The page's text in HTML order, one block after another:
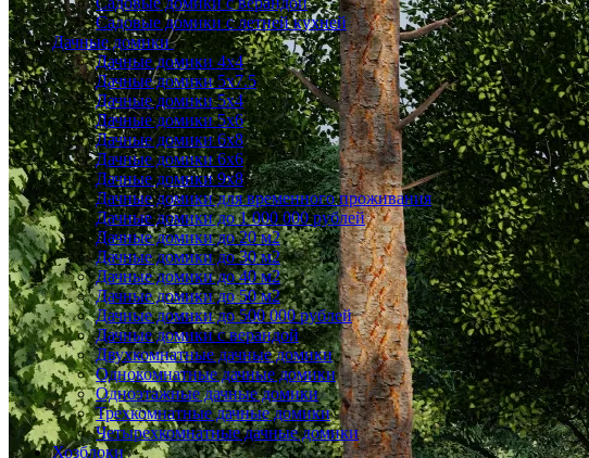
Садовые домики с летней кухней
Дачные домики
Дачные домики 4х4
Дачные домики 5x7.5
Дачные домики 5х4
Дачные домики 5х6
Дачные домики 6x8
Дачные домики 6х6
Дачные домики 9x8
Дачные домики для временного проживания
Дачные домики до 1 000 000 рублей
Дачные домики до 20 м2
Дачные домики до 30 м2
Дачные домики до 40 м2
Дачные домики до 50 м2
Дачные домики до 500 000 рублей
Дачные домики с верандой
Двухкомнатные дачные домики
Однокомнатные дачные домики
Одноэтажные дачные домики
Трехкомнатные дачные домики
Четырехкомнатные дачные домики
Хозблоки